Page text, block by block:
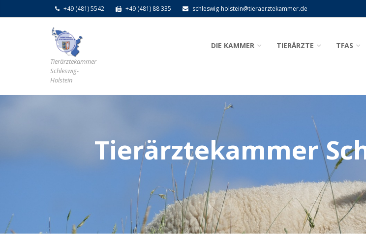
+49 (481) 5542 +49 (481) 88 335 schleswig-holstein@tieraerztekammer.de
Tierärztekammer
Schleswig-
Holstein
DIE KAMMER TIERÄRZTE TFAS
Tierärztekammer